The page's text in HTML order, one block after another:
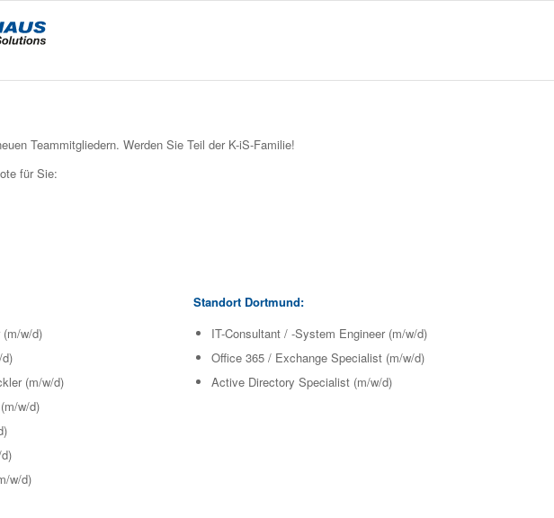
Teammitgliedern. Werden Sie Teil der K-iS-Familie!
für Sie:
w/d)
(m/w/d)
w/d)
w/d)
Standort Dortmund:
IT-Consultant / -System Engineer (m/w/d)
Office 365 / Exchange Specialist (m/w/d)
Active Directory Specialist (m/w/d)